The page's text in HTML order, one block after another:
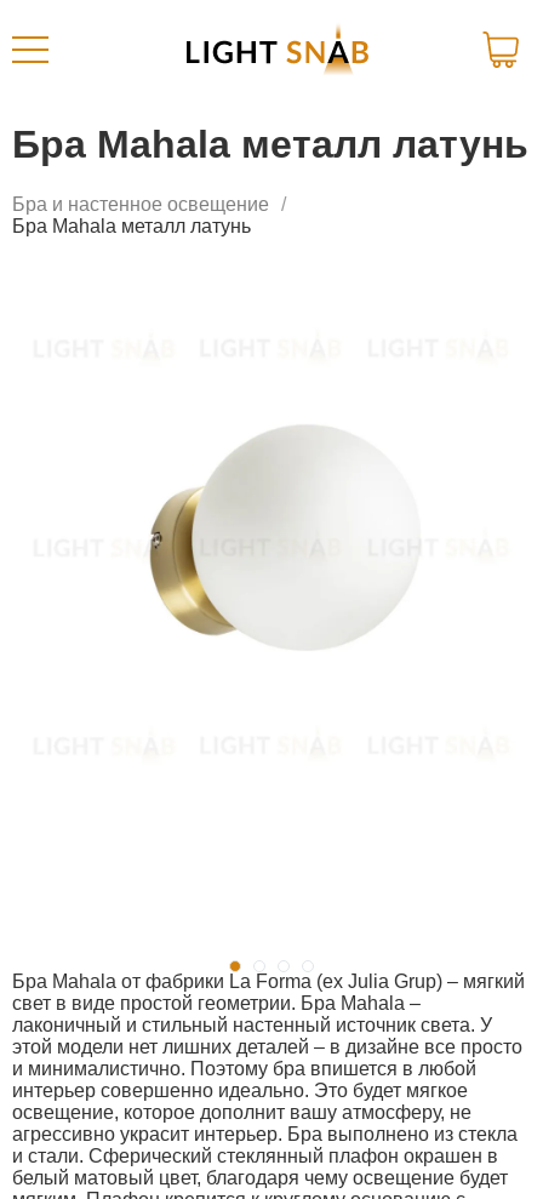
Бра Mahala металл латунь
Бра и настенное освещение
Бра Mahala металл латунь
Бра Mahala от фабрики La Forma (ex Julia Grup) – мягкий
свет в виде простой геометрии. Бра Mahala –
лаконичный и стильный настенный источник света. У
этой модели нет лишних деталей – в дизайне все просто
и минималистично. Поэтому бра впишется в любой
интерьер совершенно идеально. Это будет мягкое
освещение, которое дополнит вашу атмосферу, не
агрессивно украсит интерьер. Бра выполнено из стекла
и стали. Сферический стеклянный плафон окрашен в
белый матовый цвет, благодаря чему освещение будет